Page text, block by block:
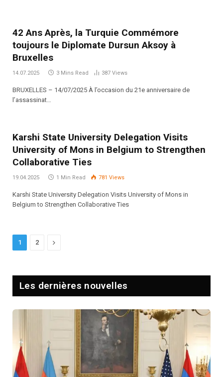
42 Ans Après, la Turquie Commémore
toujours le Diplomate Dursun Aksoy à
Bruxelles
14.07.2025 3 Mins Read 387 Views
BRUXELLES – 14/07/2025 À l’occasion du 21e anniversaire de
l’assassinat…
Karshi State University Delegation Visits
University of Mons in Belgium to Strengthen
Collaborative Ties
19.04.2025 1 Min Read 781 Views
Karshi State University Delegation Visits University of Mons in
Belgium to Strengthen Collaborative Ties
1 2 Next
Les dernières nouvelles